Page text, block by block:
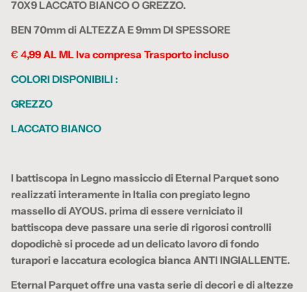
70X9 LACCATO BIANCO O GREZZO.
BEN 70mm di ALTEZZA E 9mm DI SPESSORE
€ 4,99 AL ML Iva compresa Trasporto incluso
COLORI DISPONIBILI :
GREZZO
LACCATO BIANCO
I battiscopa in Legno massiccio di Eternal Parquet sono
realizzati interamente in Italia con pregiato legno
massello di AYOUS. prima di essere verniciato il
battiscopa deve passare una serie di rigorosi controlli
dopodichè si procede ad un delicato lavoro di fondo
turapori e laccatura ecologica bianca ANTI INGIALLENTE.
Eternal Parquet offre una vasta serie di decori e di altezze